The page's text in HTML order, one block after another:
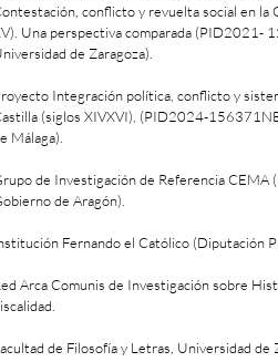
conflicto y revuelta social en la
Una perspectiva comparada (PID2021-
de Zaragoza).
Integración política, conflicto y
(siglos XIVXVI), (PID2024-
Málaga).
de Investigación de Referencia CEMA
de Aragón).
Fernando el Católico (Diputación
Arca Comunis de Investigación sobre
de Filosofía y Letras, Universidad de